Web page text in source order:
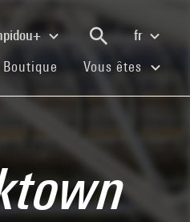
fr
Boutique (current)
Vous êtes